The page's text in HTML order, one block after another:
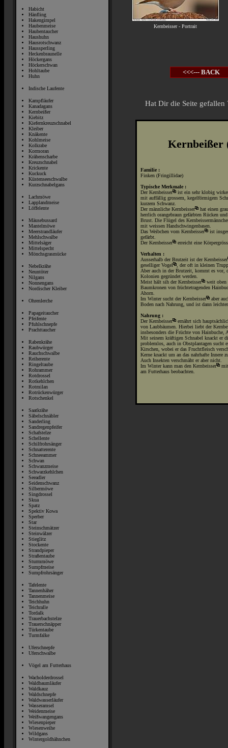
Habicht
Hänfling
Hakengimpel
Haubenmeise
Haubentaucher
Haushuhn
Hausrotschwanz
Haussperling
Heckenbraunelle
Höckergans
Höckerschwan
Hohltaube
Huhn
Indische Laufente
Kampfläufer
Kanadagans
Kernbeißer
Kiebitz
Kiefernkreuzschnabel
Kleiber
Knäkente
Kohlmeise
Kolkrabe
Kormoran
Krähenscharbe
Kreuzschnabel
Krickente
Kuckuck
Küstenseeschwalbe
Kurzschnabelgans
Lachmöwe
Lapplandmeise
Löffelente
Mäusebussard
Mantelmöwe
Meerstrandläufer
Mehlschwalbe
Mittelsäger
Mittelspecht
Mönchsgrasmücke
Nebelkrähe
Neuntöter
Nilgans
Nonnengans
Nordischer Kleiber
Ohrenlerche
Papageitaucher
Pfeifente
Pfuhlschnepfe
Prachttaucher
Rabenkrähe
Raubwürger
Rauchschwalbe
Reiherente
Ringeltaube
Rohrammer
Rotdrossel
Rotkehlchen
Rotmilan
Rotrückenwürger
Rotschenkel
Saatkrähe
Säbelschnäbler
Sanderling
Sandregenpfeifer
Schafstelze
Schellente
Schilfrohrsänger
Schnatterente
Schneeammer
Schwan
Schwanzmeise
Schwarzkehlchen
Seeadler
Seidenschwanz
Silbermöwe
Singdrossel
Skua
Spatz
Spektiv Kowa
Sperber
Star
Steinschmätzer
Steinwälzer
Stieglitz
Stockente
Strandpieper
Straßentaube
Sturmmöwe
Sumpfmeise
Sumpfrohrsänger
Tafelente
Tannenhäher
Tannenmeise
Teichhuhn
Teichralle
Tordalk
Trauerbachstelze
Trauerschnäpper
Türkentaube
Turmfalke
Uferschnepfe
Uferschwalbe
Vögel am Futterhaus
Wacholderdrossel
Waldbaumläufer
Waldkauz
Waldschnepfe
Waldwasserläufer
Wasseramsel
Weidenmeise
Weißwangengans
Wiesenpieper
Wiesenweihe
Wildgans
Wintergoldhähnchen
Kernbeisser - Portrait
<<<--- BACK
Hat Dir die Seite
Kernbeißer
Familie :
Finken (Fringillidae)
Typische Merkmale :
DerKernbeisser
ist ein sehr klobig
mit auffällig grossem, kegelförmigem
kurzem Schwanz.
Der männliche Kernbeisser
hat einen
herrlich orangebraun gefärbten Rücken
Brust. Die Flügel des
mit weissen Handschwingenbasen.
Das Weibchen vom Kernbeisser
ist
gefärbt.
DerKernbeisser
erreicht eine
Verhalten :
Ausserhalb der Brutzeit ist derKernbeisser
geselligerVogel
, der oft in kleinen
Aber auch in der Brutzeit, kommt es vor,
Kolonien gegründet werden.
Meist hält sih derKernbeisser
weit oben
Baumkronen von früchtetragenden
Ahorn.
Im Winter sucht derKernbeisser
aber
Boden nach Nahrung, und ist dann
Nahrung :
DerKernbeisser
ernährt sich
von Laubbäumen. Hierbei liebt der
insbesonders die Früchte von Hainbuche,
Mit seinem kräftigen Schnabel knackt er
problemlos, auch in Obstplantagen sucht
Kirschen, wobei er das Fruchtfleisch
Kerne knackt um an das nahrhafte Innere
Auch Insekten verschmäht er aber nicht.
Im Winter kann man den Kernbeisser
am Futterhaus beobachten.